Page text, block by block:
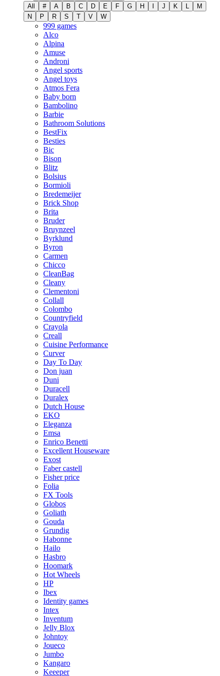
All # A B C D E F G H J K L
M
N
P R S T V W
999 games
Alco
Alpina
Amuse
Androni
Angel sports
Angel toys
Atmos Fera
Baby born
Bambolino
Barbie
Bathroom Solutions
BestFix
Besties
Bic
Bison
Blitz
Bolsius
Bormioli
Bredemeijer
Brick Shop
Brita
Bruder
Bruynzeel
Byrklund
Byron
Carmen
Chicco
CleanBag
Cleany
Clementoni
Collall
Colombo
Countryfield
Crayola
Creall
Cuisine Performance
Curver
Day To Day
Don juan
Duni
Duracell
Duralex
Dutch House
EKO
Eleganza
Emsa
Enrico Benetti
Excellent Houseware
Exost
Faber castell
Fisher price
Folia
FX Tools
Globos
Goliath
Gouda
Grundig
Habonne
Hailo
Hasbro
Hoomark
Hot Wheels
HP
Ibex
Identity games
Intex
Inventum
Jelly Blox
Johntoy
Joueco
Jumbo
Kangaro
Keeeper